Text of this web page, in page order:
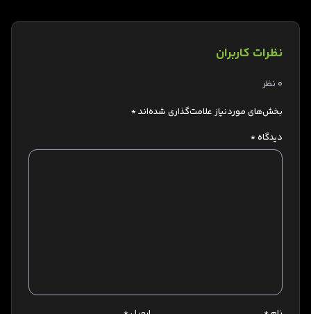
نظرات کاربران
0 نظر
بخش‌های موردنیاز علامت‌گذاری شده‌اند*
دیدگاه*